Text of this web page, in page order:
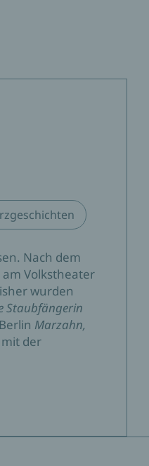
zu folgen, die
oft
der obersten Liga
Die
den Wert der
oder Gefühle
Nach dem
Volkstheater
wurden
Staubfängerin
Marzahn,
der